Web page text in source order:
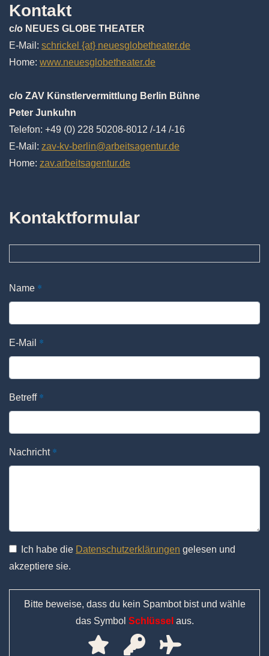
Kontakt
c/o NEUES GLOBE THEATER
E-Mail: schrickel {at} neuesglobetheater.de
Home: www.neuesglobetheater.de
c/o ZAV Künstlervermittlung Berlin Bühne
Peter Junkuhn
Telefon: +49 (0) 228 50208-8012 /-14 /-16
E-Mail: zav-kv-berlin@arbeitsagentur.de
Home: zav.arbeitsagentur.de
Kontaktformular
Name *
E-Mail *
Betreff *
Nachricht *
Ich habe die Datenschutzerklärungen gelesen und
akzeptiere sie.
Bitte beweise, dass du kein Spambot bist und wähle
das Symbol Schlüssel aus.